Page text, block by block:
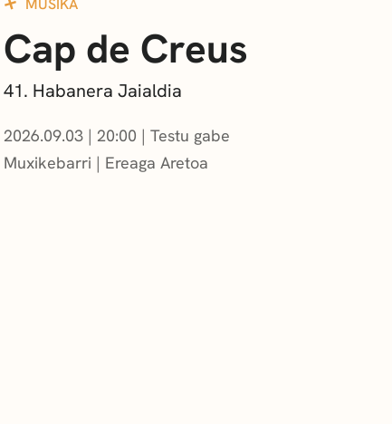
MUSIKA
Cap de Creus
41. Habanera Jaialdia
2026.09.03 | 20:00
Testu gabe
Muxikebarri | Ereaga Aretoa